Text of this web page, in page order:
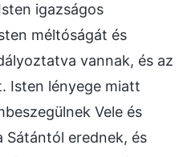
igazságos
méltóságát és
vannak, és az
Isten lényege miatt
Vele és
Sátántól erednek, és